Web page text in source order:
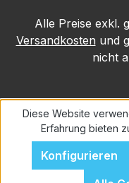
Alle Preise exkl.
Versandkosten und
nicht
Diese Website
Erfahrung bieten
Konfigurieren